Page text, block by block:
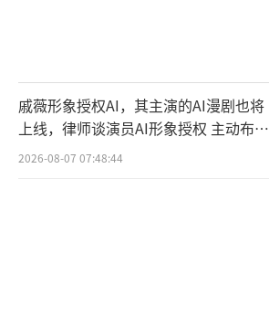
戚薇形象授权AI，其主演的AI漫剧也将
上线，律师谈演员AI形象授权 主动布局
数字资产
2026-08-07 07:48:44